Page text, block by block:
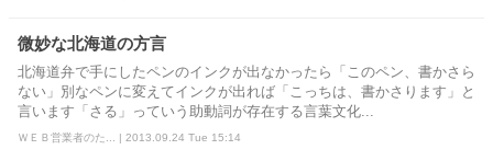
微妙な北海道の方言
北海道弁で手にしたペンのインクが出なかったら「このペン、書かさら
ない」別なペンに変えてインクが出れば「こっちは、書かさります」と
言います「さる」っていう助動詞が存在する言葉文化...
ＷＥＢ営業者のた... | 2013.09.24 Tue 15:14